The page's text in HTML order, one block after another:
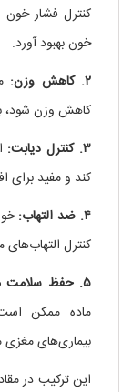
کنترل فشار خون
خون بهبود آورد.
۲. کاهش وزن:
کاهش وزن شود،
۳. کنترل دیابت:
کند و مفید برای
۴. ضد التهاب:
کنترل
۵. حفظ سلامت مغز:
ماده ممکن
بیماری‌های مغزی
این ترکیب در